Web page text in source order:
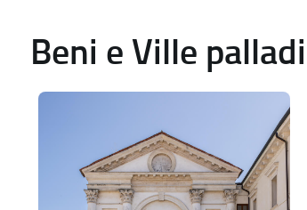
Beni e Ville